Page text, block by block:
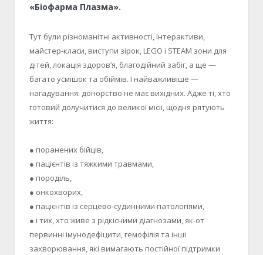
«Біофарма Плазма».
Тут були різноманітні активності, інтерактиви,
майстер-класи, виступи зірок, LEGO і STEAM зони для
дітей, локація здоров’я, благодійний забіг, а ще —
багато усмішок та обіймів. І найважливіше —
нагадування: донорство не має вихідних. Адже ті, хто
готовий долучитися до великої місії, щодня рятують
життя:
● поранених бійців,
● пацієнтів із тяжкими травмами,
● породіль,
● онкохворих,
● пацієнтів із серцево-судинними патологіями,
● і тих, хто живе з рідкісними діагнозами, як-от
первинні імунодефіцити, гемофілія та інші
захворювання, які вимагають постійної підтримки